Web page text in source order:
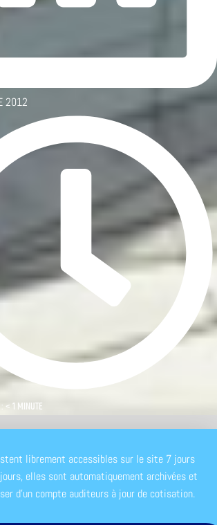
2012
< 1 MINUTE
librement accessibles sur le site 7 jours
elles sont automatiquement archivées et
d'un compte auditeurs à jour de cotisation.